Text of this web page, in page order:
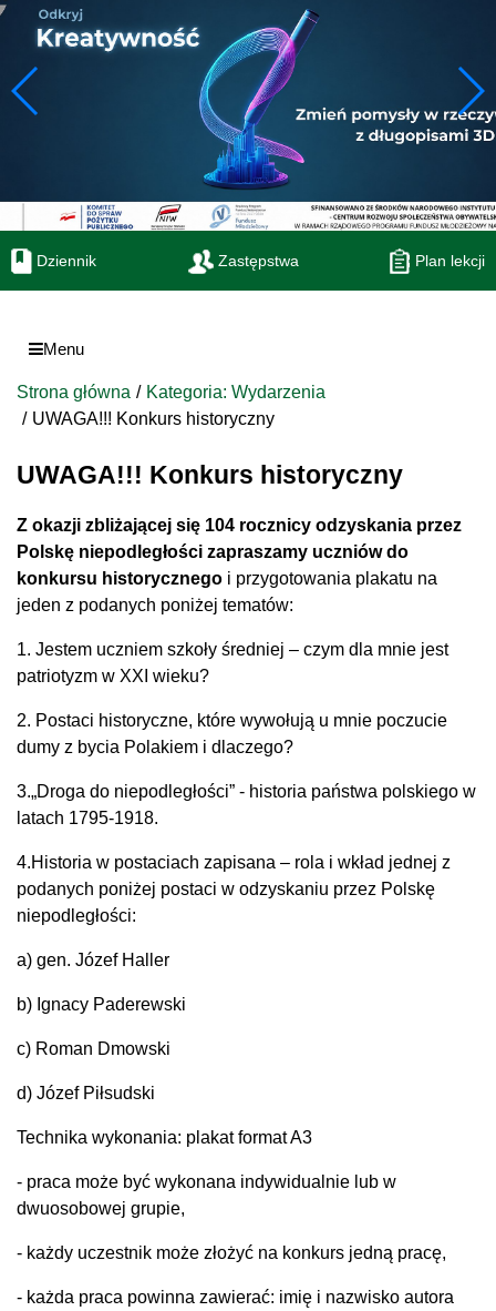
Dziennik Zastępstwa Plan lekcji
Menu
Strona główna
Kategoria: Wydarzenia
UWAGA!!! Konkurs historyczny
UWAGA!!! Konkurs historyczny
Z okazji zbliżającej się 104 rocznicy odzyskania przez
Polskę niepodległości zapraszamy uczniów do
konkursu historycznego i przygotowania plakatu na
jeden z podanych poniżej tematów:
1. Jestem uczniem szkoły średniej – czym dla mnie jest
patriotyzm w XXI wieku?
2. Postaci historyczne, które wywołują u mnie poczucie
dumy z bycia Polakiem i dlaczego?
3.„Droga do niepodległości” - historia państwa polskiego w
latach 1795-1918.
4.Historia w postaciach zapisana – rola i wkład jednej z
podanych poniżej postaci w odzyskaniu przez Polskę
niepodległości:
a) gen. Józef Haller
b) Ignacy Paderewski
c) Roman Dmowski
d) Józef Piłsudski
Technika wykonania: plakat format A3
- praca może być wykonana indywidualnie lub w
dwuosobowej grupie,
- każdy uczestnik może złożyć na konkurs jedną pracę,
- każda praca powinna zawierać: imię i nazwisko autora